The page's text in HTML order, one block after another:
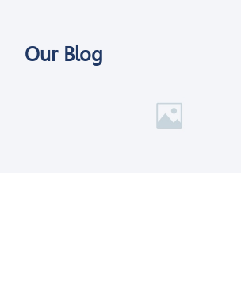
Our Blog